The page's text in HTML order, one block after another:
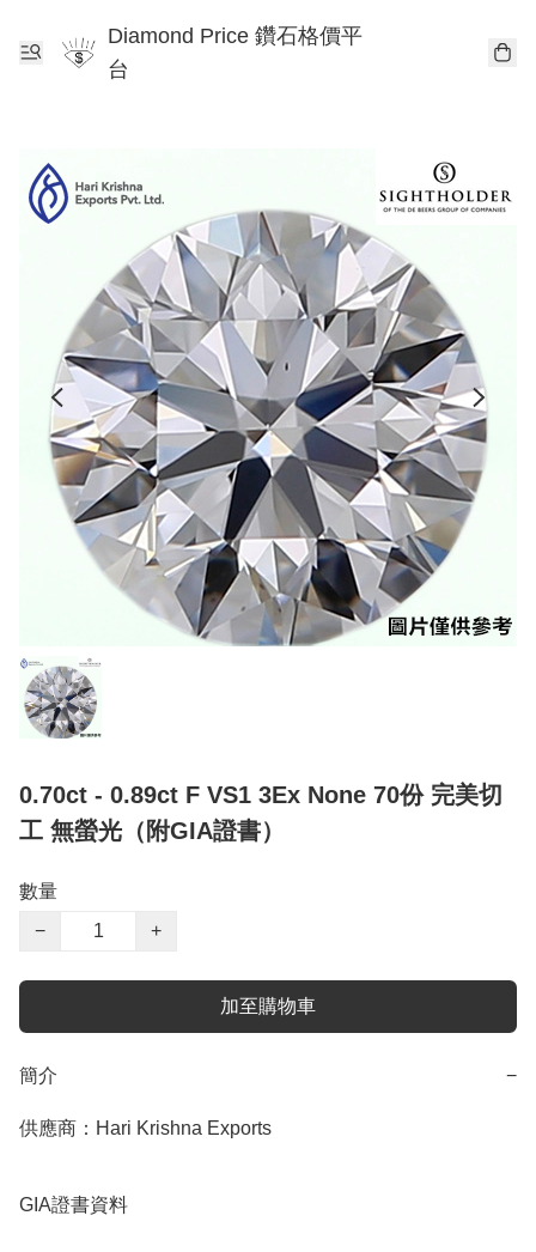
Diamond Price 鑽石格價平
台
0.70ct - 0.89ct F VS1 3Ex None 70份 完美切
工 無螢光（附GIA證書）
數量
−
+
加至購物車
簡介 −
供應商：Hari Krishna Exports
GIA證書資料